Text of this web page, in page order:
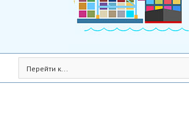
Перейти к...